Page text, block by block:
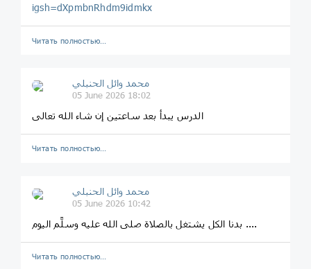
igsh=dXpmbnRhdm9idmkx
Читать полностью…
محمد وائل الحنبلي
05 June 2026 18:02
الدرس يبدأ بعد ساعتين إن شاء الله تعالى
Читать полностью…
محمد وائل الحنبلي
05 June 2026 10:42
بدنا الكل يشتغل بالصلاة صلى الله عليه وسلَّم اليوم ....
Читать полностью…